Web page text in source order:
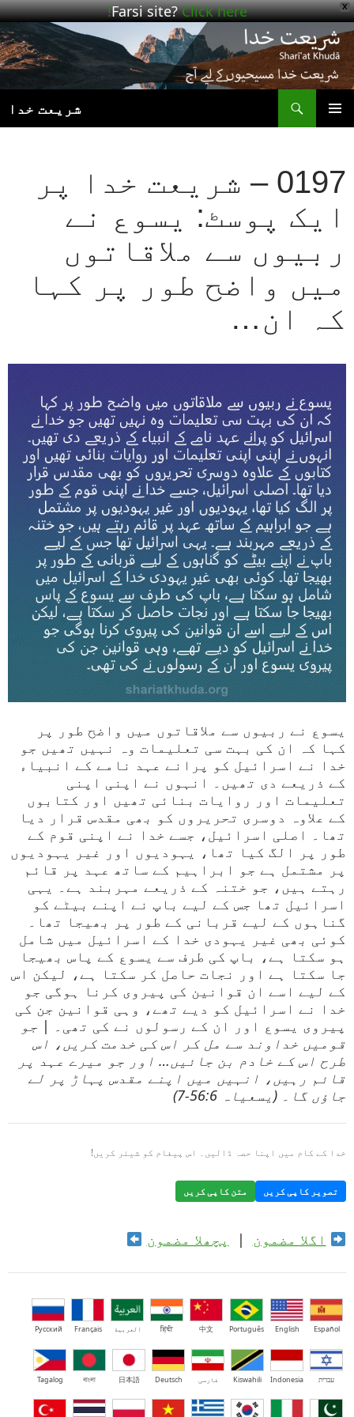
X
Farsi site?Click here!
چھوڑیں
مواد
پر
جائیں
شریعت خدا
0197 – شریعت خدا پر
ایک پوسٹ: یسوع نے
ربیوں سے ملاقاتوں
میں واضح طور پر کہا
کہ ان…
یسوع نے ربیوں سے ملاقاتوں میں واضح طور پر
کہا کہ ان کی بہت سی تعلیمات وہ نہیں تھیں جو
خدا نے اسرائیل کو پرانے عہد نامے کے انبیاء
کے ذریعے دی تھیں۔ انہوں نے اپنی اپنی
تعلیمات اور روایات بنائی تھیں اور کتابوں
کے علاوہ دوسری تحریروں کو بھی مقدس قرار دیا
تھا۔ اصلی اسرائیل، جسے خدا نے اپنی قوم کے
طور پر الگ کیا تھا، یہودیوں اور غیر یہودیوں
پر مشتمل ہے جو ابراہیم کے ساتھ عہد پر قائم
رہتے ہیں، جو ختنہ کے ذریعے مہربند ہے۔ یہی
اسرائیل تھا جس کے لیے باپ نے اپنے بیٹے کو
گناہوں کے لیے قربانی کے طور پر بھیجا تھا۔
کوئی بھی غیر یہودی خدا کے اسرائیل میں شامل
ہو سکتا ہے، باپ کی طرف سے یسوع کے پاس بھیجا
جا سکتا ہے اور نجات حاصل کر سکتا ہے، لیکن اس
کے لیے اسے ان قوانین کی پیروی کرنا ہوگی جو
خدا نے اسرائیل کو دیے تھے، وہی قوانین جن کی
پیروی یسوع اور ان کے رسولوں نے کی تھی۔ | جو
قومیں خداوند سے مل کر اس کی خدمت کریں، اس
طرح اس کے خادم بن جائیں… اور جو میرے عہد پر
قائم رہیں، انہیں میں اپنے مقدس پہاڑ پر لے
جاؤں گا۔ (یسعیاہ 56:6-7)
خدا کے کام میں اپنا حصہ ڈالیں۔ اس پیغام کو شیئر کریں!
تصویر کاپی کریں متن کاپی کریں
اگلا مضمون | پچھلا مضمون
Español
English
Português
中文
हिंदी العربية Français
Русский
עברית Indonesia
Kiswahili فارسی Deutsch
日本語
বাংলা
Tagalog